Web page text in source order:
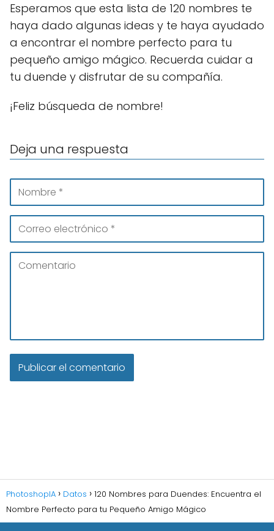
Esperamos que esta lista de 120 nombres te
haya dado algunas ideas y te haya ayudado
a encontrar el nombre perfecto para tu
pequeño amigo mágico. Recuerda cuidar a
tu duende y disfrutar de su compañía.
¡Feliz búsqueda de nombre!
Deja una respuesta
PhotoshopIA Datos
120 Nombres para Duendes: Encuentra el
Nombre Perfecto para tu Pequeño Amigo Mágico